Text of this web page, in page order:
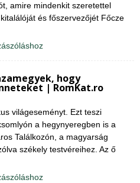
amire mindenkit szeretettel
és főszervezőjét Főcze
hogy
| RomKat.ro
világeseményt. Ezt teszi
a hegynyeregben is a
Találkozón, a magyarság
székely testvéreihez. Az ő